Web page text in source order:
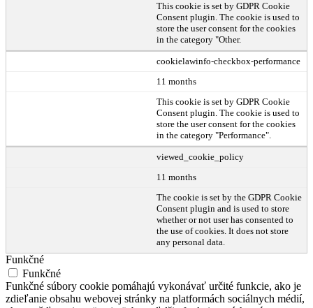
This cookie is set by GDPR Cookie
Consent plugin. The cookie is used to
store the user consent for the cookies
in the category "Other.
cookielawinfo-checkbox-performance
11 months
This cookie is set by GDPR Cookie
Consent plugin. The cookie is used to
store the user consent for the cookies
in the category "Performance".
viewed_cookie_policy
11 months
The cookie is set by the GDPR Cookie
Consent plugin and is used to store
whether or not user has consented to
the use of cookies. It does not store
any personal data.
Funkčné
Funkčné
Funkčné súbory cookie pomáhajú vykonávať určité funkcie, ako je
zdieľanie obsahu webovej stránky na platformách sociálnych médií,